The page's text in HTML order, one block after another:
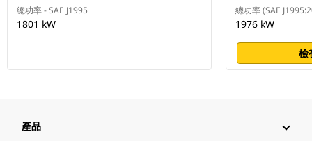
總功率 - SAE J1995
1801 kW
總功率 (SAE
1976 kW
檢
產品